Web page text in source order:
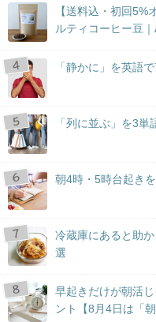
【送料込・初回5%
ルティコーヒー豆
「静かに」を英語
「列に並ぶ」を3単
朝4時・5時台起き
冷蔵庫にあると助
選
早起きだけが朝活
ント【8月4日は「